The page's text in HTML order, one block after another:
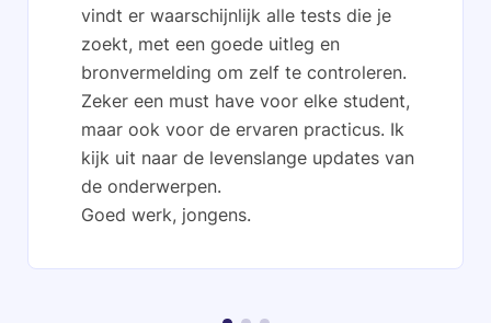
vindt er waarschijnlijk alle tests die je
zoekt, met een goede uitleg en
bronvermelding om zelf te controleren.
Zeker een must have voor elke student,
maar ook voor de ervaren practicus. Ik
kijk uit naar de levenslange updates van
de onderwerpen.
Goed werk, jongens.